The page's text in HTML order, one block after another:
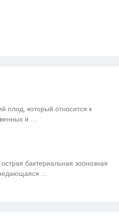
плод, который относится к
и …
бактериальная зоонозная